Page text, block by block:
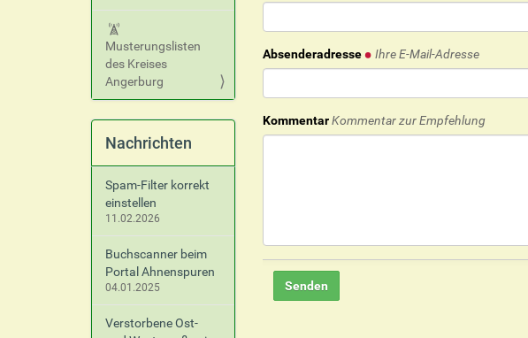
e
Absenderadresse Ihre E-Mail-Adresse
KommentarKommentar zur Empfehlung
Musterungslisten
des Kreises
Angerburg
Nachrichten
Spam-Filter korrekt
einstellen
11.02.2026
Buchscanner beim
Portal Ahnenspuren
04.01.2025
Verstorbene Ost-